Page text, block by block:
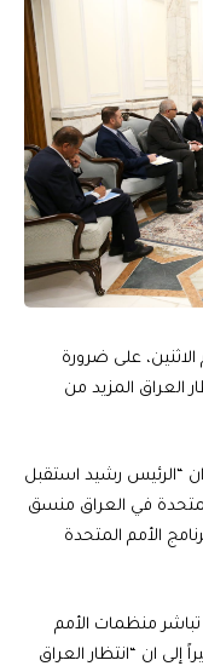
على ضرورة
العراق المزيد من
ان “الرئيس رشيد استقبل
في العراق منسق
الأمم المتحدة
منظمات الأمم
إلى ان “انتظار العراق